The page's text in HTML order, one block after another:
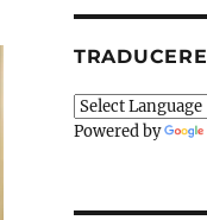
TRADUCERE
Powered by